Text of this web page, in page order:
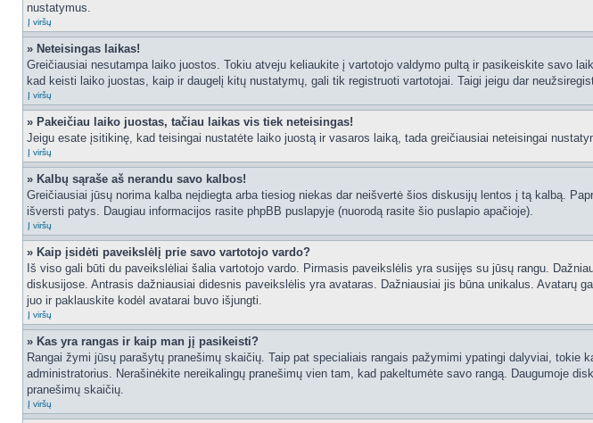
nustatymus.
Į viršų
» Neteisingas laikas!
Greičiausiai nesutampa laiko juostos. Tokiu atveju keliaukite į vartotojo valdymo pultą ir pasikeiskite savo
kad keisti laiko juostas, kaip ir daugelį kitų nustatymų, gali tik registruoti vartotojai. Taigi jeigu dar
Į viršų
» Pakeičiau laiko juostas, tačiau laikas vis tiek neteisingas!
Jeigu esate įsitikinę, kad teisingai nustatėte laiko juostą ir vasaros laiką, tada greičiausiai neteisingai
Į viršų
» Kalbų sąraše aš nerandu savo kalbos!
Greičiausiai jūsų norima kalba neįdiegta arba tiesiog niekas dar neišvertė šios diskusijų lentos į tą kalbą.
išversti patys. Daugiau informacijos rasite phpBB puslapyje (nuorodą rasite šio puslapio apačioje).
Į viršų
» Kaip įsidėti paveikslėlį prie savo vartotojo vardo?
Iš viso gali būti du paveikslėliai šalia vartotojo vardo. Pirmasis paveikslėlis yra susijęs su jūsų rangu.
diskusijose. Antrasis dažniausiai didesnis paveikslėlis yra avataras. Dažniausiai jis būna unikalus. Avatarų
juo ir paklauskite kodėl avatarai buvo išjungti.
Į viršų
» Kas yra rangas ir kaip man jį pasikeisti?
Rangai žymi jūsų parašytų pranešimų skaičių. Taip pat specialiais rangais pažymimi ypatingi dalyviai,
administratorius. Nerašinėkite nereikalingų pranešimų vien tam, kad pakeltumėte savo rangą. Daugumoje
pranešimų skaičių.
Į viršų